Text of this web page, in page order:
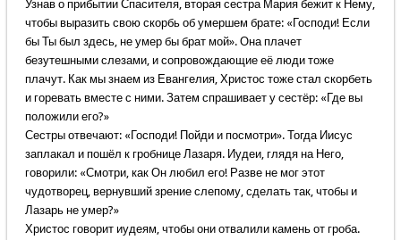
Узнав о прибытии Спасителя, вторая сестра Мария бежит к Нему,
чтобы выразить свою скорбь об умершем брате: «Господи! Если
бы Ты был здесь, не умер бы брат мой». Она плачет
безутешными слезами, и сопровождающие её люди тоже
плачут. Как мы знаем из Евангелия, Христос тоже стал скорбеть
и горевать вместе с ними. Затем спрашивает у сестёр: «Где вы
положили его?»
Сестры отвечают: «Господи! Пойди и посмотри». Тогда Иисус
заплакал и пошёл к гробнице Лазаря. Иудеи, глядя на Него,
говорили: «Смотри, как Он любил его! Разве не мог этот
чудотворец, вернувший зрение слепому, сделать так, чтобы и
Лазарь не умер?»
Христос говорит иудеям, чтобы они отвалили камень от гроба.